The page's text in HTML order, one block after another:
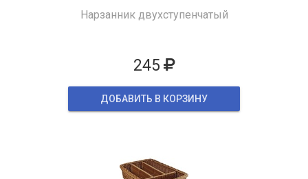
Нарзанник двухступенчатый
245
ДОБАВИТЬ В КОРЗИНУ